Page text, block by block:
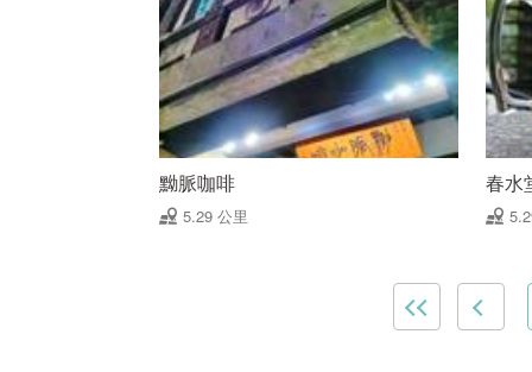
黝脈咖啡
5.29 公里
春水